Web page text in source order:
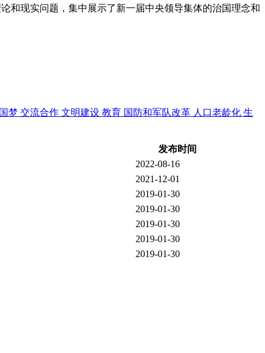
和现实问题，集中展示了新一届中央领导集体的治国理念和
梦 交流合作 文明建设 教育 国防和军队改革 人口老龄化 生
发布时间
2022-08-16
2021-12-01
2019-01-30
2019-01-30
2019-01-30
2019-01-30
2019-01-30